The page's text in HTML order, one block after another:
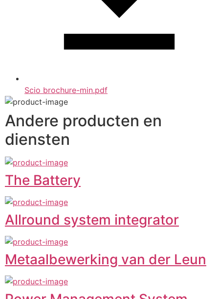
Scio brochure-min.pdf
Andere producten en
diensten
The Battery
Allround system integrator
Metaalbewerking van der Leun